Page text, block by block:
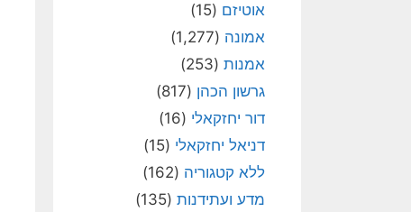
אוטיזם (15)
אמונה (1,277)
אמנות (253)
גרשון הכהן (817)
דור יחזקאלי (16)
דניאל יחזקאלי (15)
ללא קטגוריה (162)
מדע ועתידנות (135)